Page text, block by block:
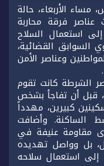
الأربعاء، حالة
عناصر فرقة محاربة
استعمال السلاح
القضائية،
وعناصر الأمن
الشرطة كانت تقوم
قبل أن تفاجأ بشخص
كبيرين، مهدداً
الساكنة. وأضافت
مقاومة عنيفة في
بل وواصل تهديده
استعمال سلاحه